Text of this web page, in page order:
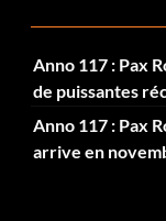
Anno 117 : Pax
de puissantes
Anno 117 : Pax
arrive en